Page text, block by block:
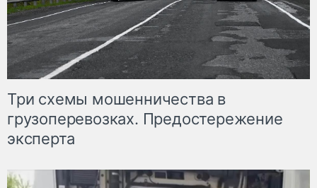
Три схемы мошенничества в
грузоперевозках. Предостережение
эксперта